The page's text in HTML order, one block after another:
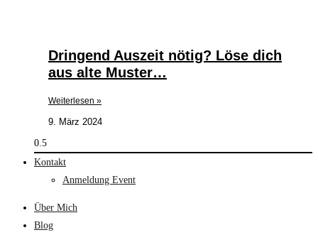
Dringend Auszeit nötig? Löse dich
aus alte Muster…
Weiterlesen »
9. März 2024
Kontakt
Anmeldung Event
Über Mich
Blog